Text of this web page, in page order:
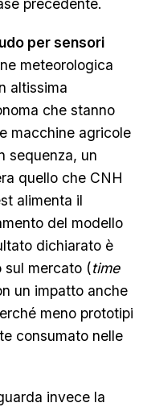
precedente.
per sensori
meteorologica
altissima
che stanno
macchine agricole
sequenza, un
quello che CNH
alimenta il
del modello
dichiarato è
sul mercato (time
un impatto anche
meno prototipi
consumato nelle
invece la